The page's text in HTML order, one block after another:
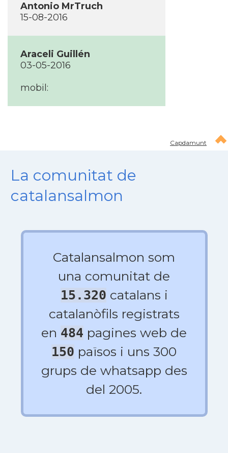
Antonio MrTruch
15-08-2016
Araceli Guillén
03-05-2016
mobil:
Capdamunt
La comunitat de
catalansalmon
Catalansalmon som
una comunitat de
15.320 catalans i
catalanòfils registrats
en 484 pagines web de
150 països i uns 300
grups de whatsapp des
del 2005.